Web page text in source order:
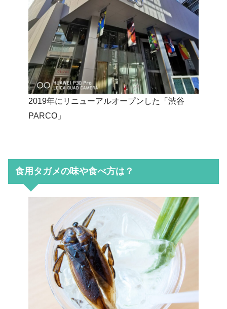
2019年にリニューアルオープンした「渋谷
PARCO」
食用タガメの味や食べ方は？